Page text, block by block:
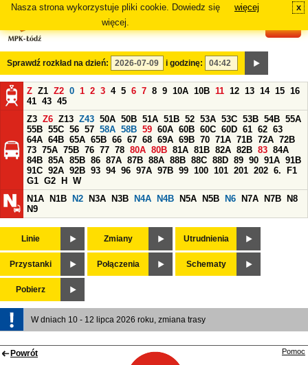
Nasza strona wykorzystuje pliki cookie. Dowiedz się
więcej.
więcej x
Sprawdź rozkład na dzień: i godzinę:
Z Z1 Z2 0 1 2 3 4 5 6 7 8 9 10A 10B 11 12 13 14 15 16
41 43 45
Z3 Z6 Z13 Z43 50A 50B 51A 51B 52 53A 53C 53B 54B 55A
55B 55C 56 57 58A 58B 59 60A 60B 60C 60D 61 62 63
64A 64B 65A 65B 66 67 68 69A 69B 70 71A 71B 72A 72B
73 75A 75B 76 77 78 80A 80B 81A 81B 82A 82B 83 84A
84B 85A 85B 86 87A 87B 88A 88B 88C 88D 89 90 91A 91B
91C 92A 92B 93 94 96 97A 97B 99 100 101 201 202 6.
F1
G1 G2 H
W
N1A
N1B N2 N3A N3B N4A N4B N5A N5B N6 N7A N7B
N8
N9
Linie Zmiany Utrudnienia
Przystanki Połączenia Schematy
Pobierz
W dniach 10 - 12 lipca 2026 roku, zmiana trasy
Powrót Pomoc